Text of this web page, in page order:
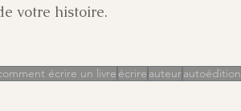
votre histoire.
écrire un livre écrire auteurautoédition